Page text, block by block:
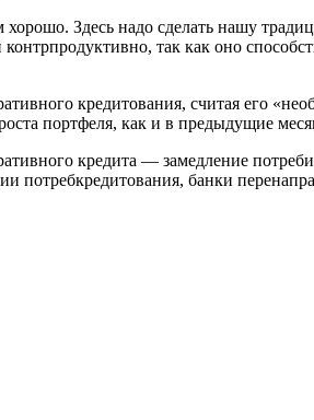
Здесь надо сделать нашу
так как оно
кредитования, считая его
портфеля, как и в предыдущие
кредита — замедление
банки